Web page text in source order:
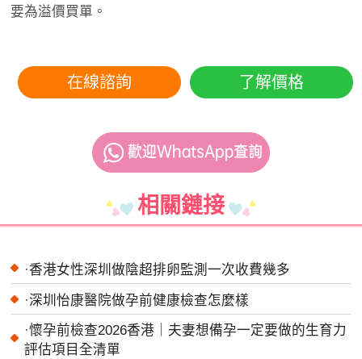
要為溢價買單。
在線諮詢 了解價格
相關鏈接
·香港女性深圳做陰超排卵監測一次收費幾多
·深圳怡康醫院做孕前健康檢查怎麼樣
·懷孕前檢查2026香港｜夫妻想備孕一定要做的生育力
評估項目全清單